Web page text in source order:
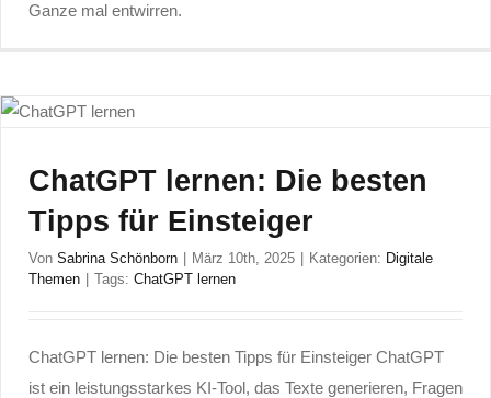
Ganze mal entwirren.
ChatGPT lernen: Die besten
Tipps für Einsteiger
Von Sabrina Schönborn März 10th, 2025 Kategorien: Digitale
Themen
Tags: ChatGPT lernen
ChatGPT lernen: Die besten Tipps für Einsteiger ChatGPT
ist ein leistungsstarkes KI-Tool, das Texte generieren, Fragen